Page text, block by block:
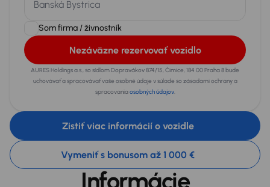
Som firma / živnostník
Nezáväzne rezervovať vozidlo
AURES Holdings a.s., so sídlom Dopravákov 874/15, Čimice, 184 00 Praha 8 bude
uchovávať a spracovávať vaše osobné údaje v súlade so zásadami ochrany a
spracovaniaosobných údajov.
Zistiť viac informácií o vozidle
Vymeniť s bonusom až 1 000 €
Informácie